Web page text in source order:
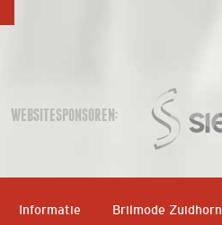
WEBSITESPONSOREN:
Informatie Brilmode Zuidhorn